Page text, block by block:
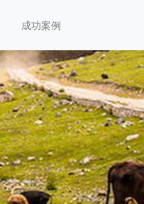
成功案例